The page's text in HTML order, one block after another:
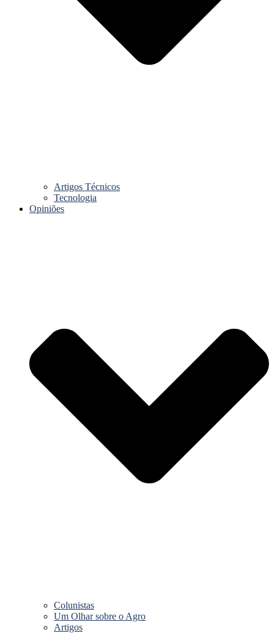
Artigos Técnicos
Tecnologia
Opiniões
Colunistas
Um Olhar sobre o Agro
Artigos